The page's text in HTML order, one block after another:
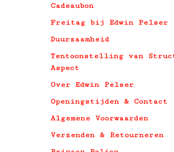
Cadeaubon
Freitag bij Edwin Pelser
Duurzaamheid
Tentoonstelling van
Aspect
Over Edwin Pelser
Openingstijden & Contact
Algemene Voorwaarden
Verzenden & Retourneren